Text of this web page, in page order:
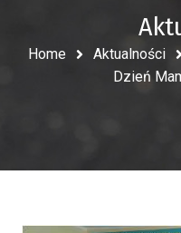
Home Aktualności
Dzień